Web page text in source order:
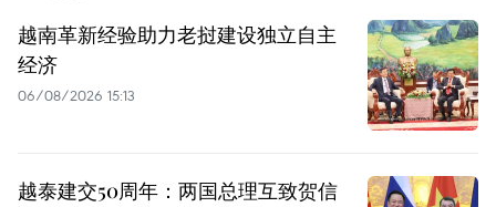
越南革新经验助力老挝建设独立自主
经济
06/08/2026 15:13
越泰建交50周年：两国总理互致贺信